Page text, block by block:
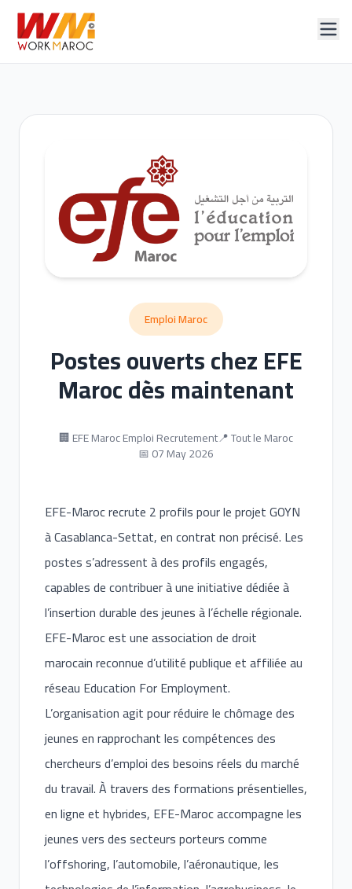
Emploi Maroc
Postes ouverts chez EFE
Maroc dès maintenant
🏢 EFE Maroc Emploi Recrutement📍 Tout le Maroc
📅 07 May 2026
EFE-Maroc recrute 2 profils pour le projet GOYN
à Casablanca-Settat, en contrat non précisé. Les
postes s’adressent à des profils engagés,
capables de contribuer à une initiative dédiée à
l’insertion durable des jeunes à l’échelle régionale.
EFE-Maroc est une association de droit
marocain reconnue d’utilité publique et affiliée au
réseau Education For Employment.
L’organisation agit pour réduire le chômage des
jeunes en rapprochant les compétences des
chercheurs d’emploi des besoins réels du marché
du travail. À travers des formations présentielles,
en ligne et hybrides, EFE-Maroc accompagne les
jeunes vers des secteurs porteurs comme
l’offshoring, l’automobile, l’aéronautique, les